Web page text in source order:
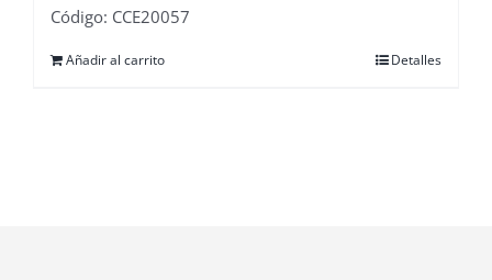
Código: CCE20057
Añadir al carrito Detalles